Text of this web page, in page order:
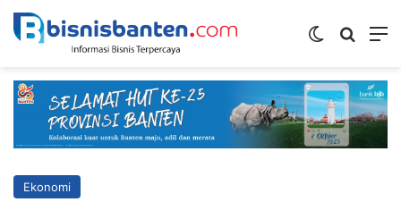
Switch skin
Ekonomi